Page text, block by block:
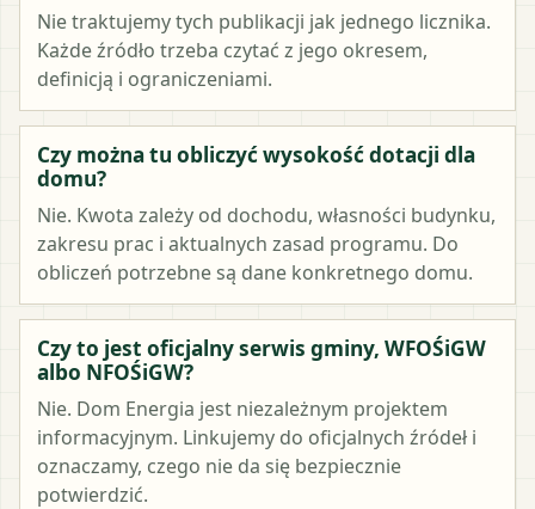
Nie traktujemy tych publikacji jak jednego licznika.
Każde źródło trzeba czytać z jego okresem,
definicją i ograniczeniami.
Czy można tu obliczyć wysokość dotacji dla
domu?
Nie. Kwota zależy od dochodu, własności budynku,
zakresu prac i aktualnych zasad programu. Do
obliczeń potrzebne są dane konkretnego domu.
Czy to jest oficjalny serwis gminy, WFOŚiGW
albo NFOŚiGW?
Nie. Dom Energia jest niezależnym projektem
informacyjnym. Linkujemy do oficjalnych źródeł i
oznaczamy, czego nie da się bezpiecznie
potwierdzić.